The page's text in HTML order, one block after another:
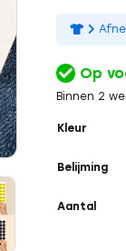
Op
Binnen 2
Kleur
Belijming
Aantal